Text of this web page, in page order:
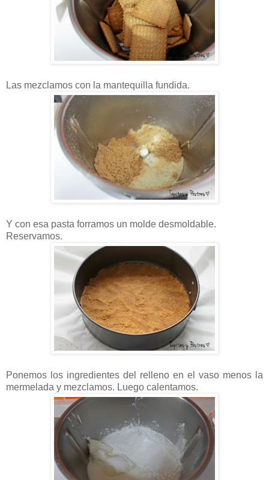
Las mezclamos con la mantequilla fundida.
Y con esa pasta forramos un molde desmoldable.
Reservamos.
Ponemos los ingredientes del relleno en el vaso menos la
mermelada y mezclamos. Luego calentamos.